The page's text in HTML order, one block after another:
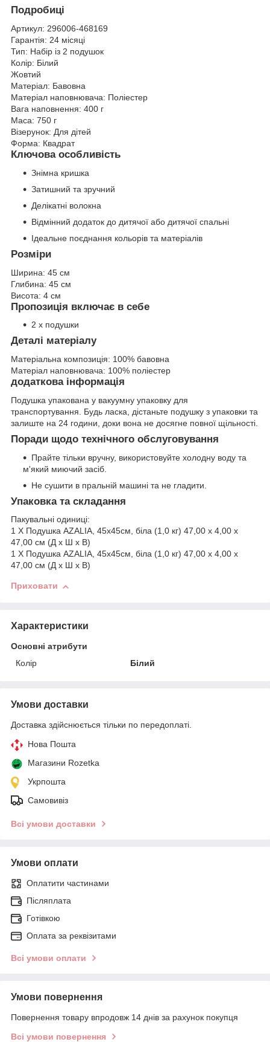
Подробиці
Артикул: 296006-468169
Гарантія: 24 місяці
Тип: Набір із 2 подушок
Колір: Білий
Жовтий
Матеріал: Бавовна
Матеріал наповнювача: Поліестер
Вага наповнення: 400 г
Маса: 750 г
Візерунок: Для дітей
Форма: Квадрат
Ключова особливість
Знімна кришка
Затишний та зручний
Делікатні волокна
Відмінний додаток до дитячої або дитячої спальні
Ідеальне поєднання кольорів та матеріалів
Розміри
Ширина: 45 см
Глибина: 45 см
Висота: 4 см
Пропозиція включає в себе
2 х подушки
Деталі матеріалу
Матеріальна композиція: 100% бавовна
Матеріал наповнювача: 100% поліестер
додаткова інформація
Подушка упакована у вакуумну упаковку для
транспортування. Будь ласка, дістаньте подушку з упаковки та
залиште на 24 години, доки вона не досягне повної щільності.
Поради щодо технічного обслуговування
Прайте тільки вручну, використовуйте холодну воду та
м'який миючий засіб.
Не сушити в пральній машині та не гладити.
Упаковка та складання
Пакувальні одиниці:
1 X Подушка AZALIA, 45x45см, біла (1,0 кг) 47,00 x 4,00 x
47,00 см (Д x Ш x В)
1 X Подушка AZALIA, 45x45см, біла (1,0 кг) 47,00 x 4,00 x
47,00 см (Д x Ш x В)
Приховати
Характеристики
Основні атрибути
Колір
Білий
Умови доставки
Доставка здійснюється тільки по передоплаті.
Нова Пошта
Магазини Rozetka
Укрпошта
Самовивіз
Всі умови доставки
Умови оплати
Оплатити частинами
Післяплата
Готівкою
Оплата за реквізитами
Всі умови оплати
Умови повернення
Повернення товару впродовж 14 днів за рахунок покупця
Всі умови повернення